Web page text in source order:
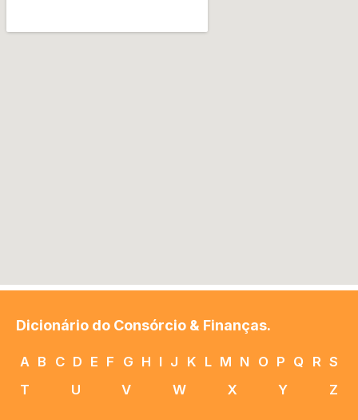
Dicionário do Consórcio & Finanças.
A B C D E F G H I J K L M N O P Q R S
T
U V W X Y Z